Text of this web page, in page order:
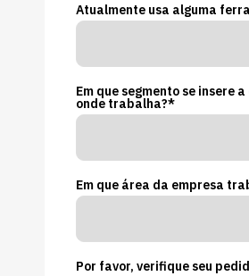
Atualmente usa alguma
Em que segmento se insere
onde trabalha?*
Em que área da empresa
Por favor, verifique seu